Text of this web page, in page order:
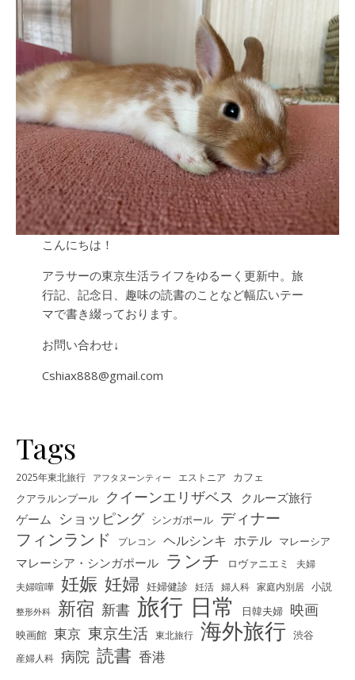
こんにちは！
アラサーの東京生活ライフをゆるーく更新中。旅
行記、記念日、趣味の読書のことなど幅広いテー
マで書き綴っております。
お問い合わせ↓
Cshiax888@gmail.com
Tags
2025年東北旅行 アフタヌーンティー エストニア カフェ
クアラルンプール クイーンエリザベス
クルーズ旅行
ゲーム
ショッピング シンガポール ディナー
フィンランド プレコン ヘルシンキ ホテル マレーシア
マレーシア・シンガポール ランチ ロヴァニエミ
夫婦
夫婦喧嘩 妊娠 妊婦 妊婦健診 妊活 婦人科 家庭内別居 小説
整形外科 新宿 新書 旅行 日常 日韓夫婦 映画
映画館 東京 東京生活 東北旅行 海外旅行 渋谷
産婦人科 病院 読書 香港